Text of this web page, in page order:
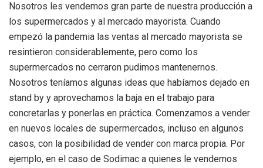
Nosotros les vendemos gran parte de nuestra producción a
los supermercados y al mercado mayorista. Cuando
empezó la pandemia las ventas al mercado mayorista se
resintieron considerablemente, pero como los
supermercados no cerraron pudimos mantenernos.
Nosotros teníamos algunas ideas que habíamos dejado en
stand by y aprovechamos la baja en el trabajo para
concretarlas y ponerlas en práctica. Comenzamos a vender
en nuevos locales de supermercados, incluso en algunos
casos, con la posibilidad de vender con marca propia. Por
ejemplo, en el caso de Sodimac a quienes le vendemos